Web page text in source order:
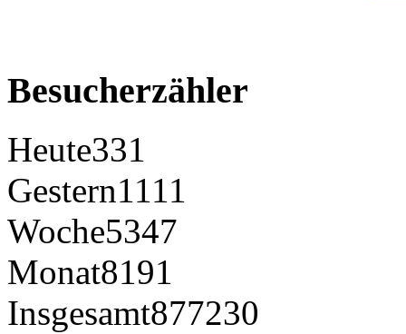
Besucherzähler
Heute331
Gestern1111
Woche5347
Monat8191
Insgesamt877230